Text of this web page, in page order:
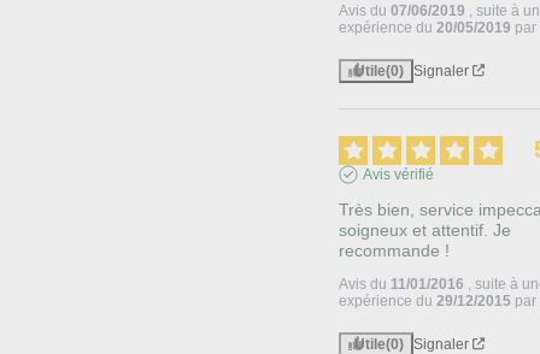
Avis du07/06/2019
, suite à
expérience du20/05/2019 par
Utile(0) Signaler
Avis vérifié
Très bien, service
soigneux et attentif. Je
recommande !
Avis du 11/01/2016
, suite à
expérience du29/12/2015 par
Utile(0) Signaler